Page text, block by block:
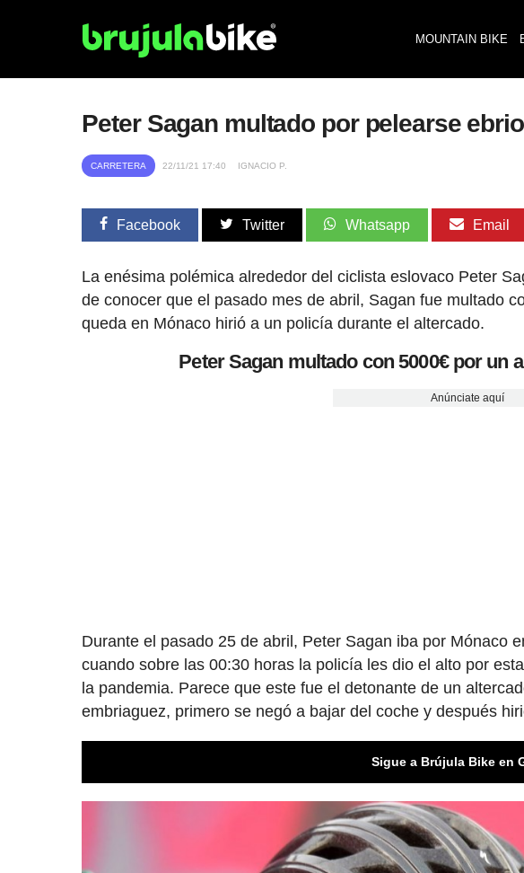
MOUNTAIN BIKE
Peter Sagan multado por pelearse
CARRETERA 22/11/21 17:40 IGNACIO P.
Facebook Twitter Whatsapp Email
La enésima polémica alrededor del ciclista eslovaco Peter
de conocer que el pasado mes de abril, Sagan fue multado
queda en Mónaco hirió a un policía durante el altercado.
Peter Sagan multado con 5000€ por un
Anúnciate aquí
Durante el pasado 25 de abril, Peter Sagan iba por Mónaco
cuando sobre las 00:30 horas la policía les dio el alto por
la pandemia. Parece que este fue el detonante de un
embriaguez, primero se negó a bajar del coche y después
Sigue a Brújula Bike en